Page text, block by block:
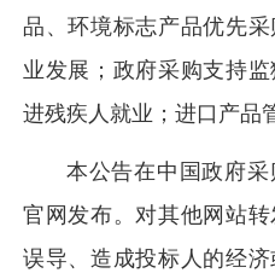
品、环境标志产品优先
业发展；政府采购支持
进残疾人就业；进口产品
本公告在中国政府
官网 发布。对其他网站
误导、造成投标人的经